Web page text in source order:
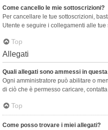
Come cancello le mie sottoscrizioni?
Per cancellare le tue sottoscrizioni,
Utente e seguire i collegamenti alle tue
Top
Allegati
Quali allegati sono ammessi in
Ogni amministratore può abilitare o
di ciò che è permesso caricare,
Top
Come posso trovare i miei allegati?